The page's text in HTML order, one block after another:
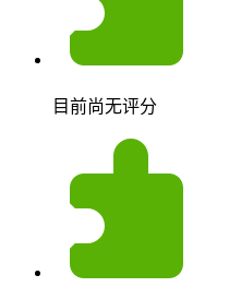
目前尚无评分